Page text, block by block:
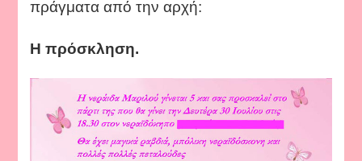
πράγματα από την αρχή:
Η πρόσκληση.